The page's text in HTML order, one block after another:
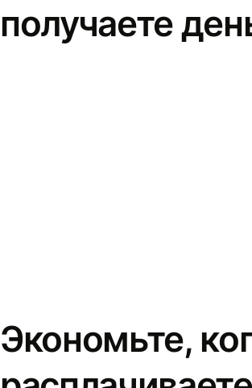
получаете
Экономьте,